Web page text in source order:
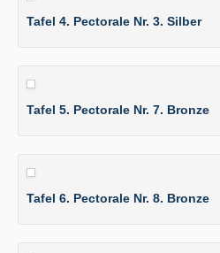
Tafel 4. Pectorale Nr. 3. Silber
Tafel 5. Pectorale Nr. 7. Bronze
Tafel 6. Pectorale Nr. 8. Bronze